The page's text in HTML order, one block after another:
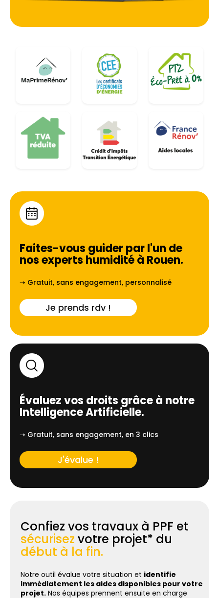
Faites-vous guider par l'un de
nos experts humidité à Rouen.
➝ Gratuit, sans engagement, personnalisé
Je prends rdv !
Évaluez vos droits grâce à notre
Intelligence Artificielle.
➝ Gratuit, sans engagement, en 3 clics
J'évalue !
Confiez vos travaux à PPF et
sécurisez votre projet* du
début à la fin.
Notre outil évalue votre situation et identifie
immédiatement les aides disponibles pour votre
projet. Nos équipes prennent ensuite en charge